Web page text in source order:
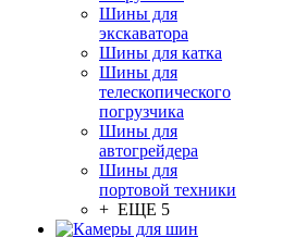
Шины для
экскаватора
Шины для катка
Шины для
телескопического
погрузчика
Шины для
автогрейдера
Шины для
портовой техники
+ ЕЩЕ 5